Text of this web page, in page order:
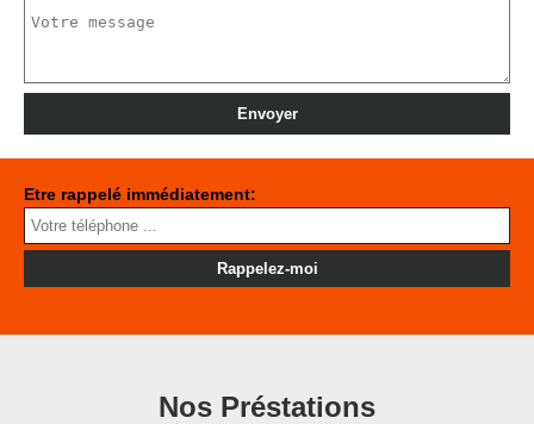
Etre rappelé immédiatement:
Nos Préstations